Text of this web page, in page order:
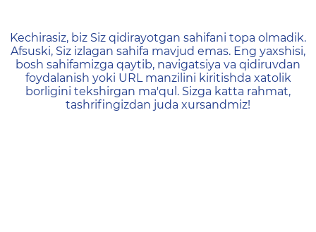
404 — Страница не
Kechirasiz, biz Siz qidirayotgan sahifani topa olmadik.
Afsuski, Siz izlagan sahifa mavjud emas. Eng yaxshisi,
bosh sahifamizga qaytib, navigatsiya va qidiruvdan
foydalanish yoki URL manzilini kiritishda xatolik
borligini tekshirgan ma'qul. Sizga katta rahmat,
tashrifingizdan juda xursandmiz!